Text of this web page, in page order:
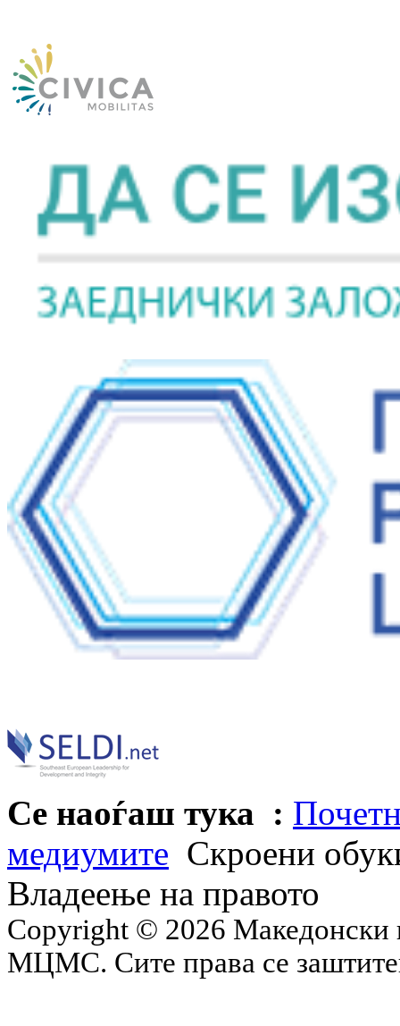
Се наоѓаш тука :
медиумите Скроени
Владеење на правото
Copyright © 2026 Македонски
МЦМС. Сите права се